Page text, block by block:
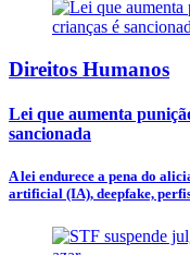
Direitos Humanos
Lei que aumenta
sancionada
A lei endurece a pena do
artificial (IA), deepfake,